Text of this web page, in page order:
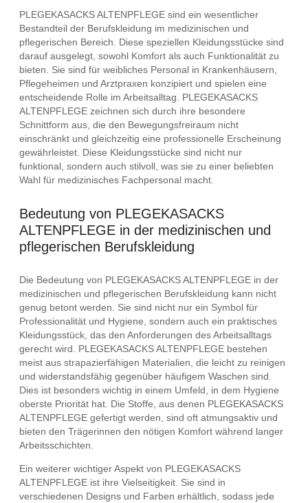
PLEGEKASACKS ALTENPFLEGE sind ein wesentlicher
Bestandteil der Berufskleidung im medizinischen und
pflegerischen Bereich. Diese speziellen Kleidungsstücke sind
darauf ausgelegt, sowohl Komfort als auch Funktionalität zu
bieten. Sie sind für weibliches Personal in Krankenhäusern,
Pflegeheimen und Arztpraxen konzipiert und spielen eine
entscheidende Rolle im Arbeitsalltag. PLEGEKASACKS
ALTENPFLEGE zeichnen sich durch ihre besondere
Schnittform aus, die den Bewegungsfreiraum nicht
einschränkt und gleichzeitig eine professionelle Erscheinung
gewährleistet. Diese Kleidungsstücke sind nicht nur
funktional, sondern auch stilvoll, was sie zu einer beliebten
Wahl für medizinisches Fachpersonal macht.
Bedeutung von PLEGEKASACKS
ALTENPFLEGE in der medizinischen und
pflegerischen Berufskleidung
Die Bedeutung von PLEGEKASACKS ALTENPFLEGE in der
medizinischen und pflegerischen Berufskleidung kann nicht
genug betont werden. Sie sind nicht nur ein Symbol für
Professionalität und Hygiene, sondern auch ein praktisches
Kleidungsstück, das den Anforderungen des Arbeitsalltags
gerecht wird. PLEGEKASACKS ALTENPFLEGE bestehen
meist aus strapazierfähigen Materialien, die leicht zu reinigen
und widerstandsfähig gegenüber häufigem Waschen sind.
Dies ist besonders wichtig in einem Umfeld, in dem Hygiene
oberste Priorität hat. Die Stoffe, aus denen PLEGEKASACKS
ALTENPFLEGE gefertigt werden, sind oft atmungsaktiv und
bieten den Trägerinnen den nötigen Komfort während langer
Arbeitsschichten.
Ein weiterer wichtiger Aspekt von PLEGEKASACKS
ALTENPFLEGE ist ihre Vielseitigkeit. Sie sind in
verschiedenen Designs und Farben erhältlich, sodass jede